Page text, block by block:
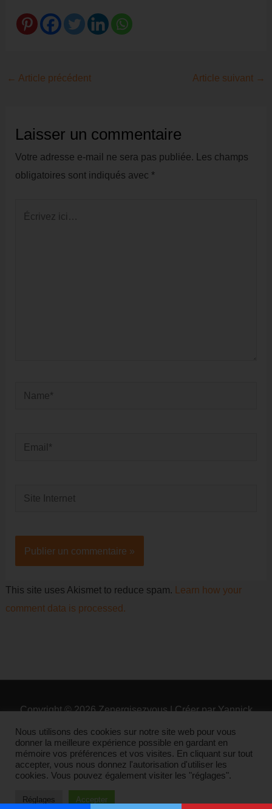
Navigation
← Article précédent Article suivant →
Laisser un commentaire
Votre adresse e-mail ne sera pas publiée. Les champs
obligatoires sont indiqués avec *
Name*
Email*
Site
This site uses Akismet to reduce spam.
Learn how your
comment data is processed.
Copyright © 2026Zenergisezvous| Créer par Yannick
Arm
Contact Qui suis-je ?
Plan du site
Mentions légales
Nous utilisons des cookies sur notre site web pour vous
donner la meilleure expérience possible en gardant en
mémoire vos préférences et vos visites. En cliquant sur tout
accepter, vous nous donnez l'autorisation d'utiliser les
cookies. Vous pouvez également visiter les "réglages".
Réglages Accepter